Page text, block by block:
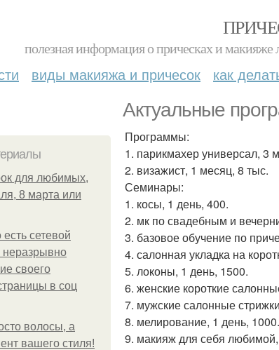
полезная информация о прическах и макияже
виды макияжа и причесок как
Актуальные
для любимых,
8 марта или
сетевой
неразрывно
своего
в соц
волосы, а
вашего стиля!
Программы:
1. парикмахер универсал, 3
2. визажист, 1 месяц, 8 тыс.
Семинары:
1. косы, 1 день, 400.
2. мк по свадебным и
3. базовое обучение по
4. салонная укладка на
5. локоны, 1 день, 1500.
6. женские короткие
7. мужские салонные
8. мелирование, 1 день, 1000.
9. макияж для себя